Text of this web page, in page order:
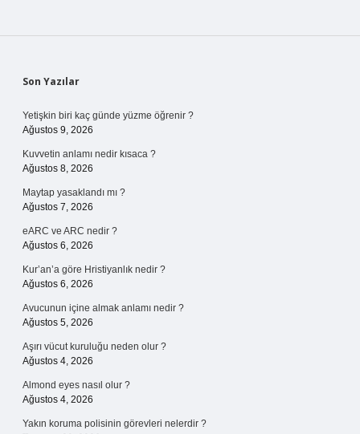
Sidebar
Son Yazılar
Yetişkin biri kaç günde yüzme öğrenir ?
Ağustos 9, 2026
Kuvvetin anlamı nedir kısaca ?
Ağustos 8, 2026
Maytap yasaklandı mı ?
Ağustos 7, 2026
eARC ve ARC nedir ?
Ağustos 6, 2026
Kur’an’a göre Hristiyanlık nedir ?
Ağustos 6, 2026
Avucunun içine almak anlamı nedir ?
Ağustos 5, 2026
Aşırı vücut kuruluğu neden olur ?
Ağustos 4, 2026
Almond eyes nasıl olur ?
Ağustos 4, 2026
Yakın koruma polisinin görevleri nelerdir ?